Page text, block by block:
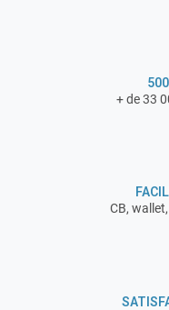
+ de 33
CB,